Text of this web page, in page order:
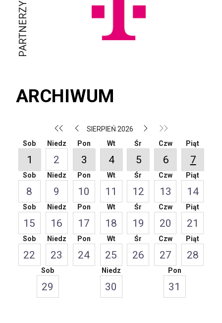
PARTNERZY
ARCHIWUM
SIERPIEŃ 2026
Sob
1
Niedz
2
Pon
3
Wt
4
Śr
5
Czw
6
Piąt
7
Sob
8
Niedz
9
Pon
10
Wt
11
Śr
12
Czw
13
Piąt
14
Sob
15
Niedz
16
Pon
17
Wt
18
Śr
19
Czw
20
Piąt
21
Sob
22
Niedz
23
Pon
24
Wt
25
Śr
26
Czw
27
Piąt
28
Sob
29
Niedz
30
Pon
31